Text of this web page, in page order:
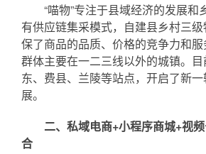
“喵物”专注于县域经济的发展和
有供应链集采模式，自建县乡村三
保了商品的品质、价格的竞争力和
群体主要在一二三线以外的城镇。
东、费县、兰陵等站点，开启了新
展。
二、私域电商+小程序商城+视频
合